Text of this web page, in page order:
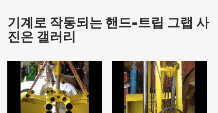
기계로 작동되는 핸드-트립 그랩 사
진은 갤러리